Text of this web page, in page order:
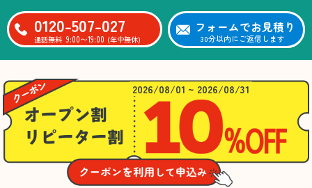
0120-507-027
通話無料 9:00〜19:00 (年中無休)
フォームでお見積り
30分以内にご返信します
2026/08/01 ~ 2026/08/31